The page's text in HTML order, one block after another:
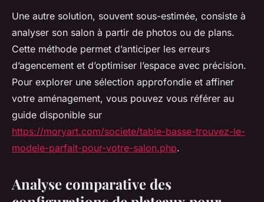
Une autre solution, souvent sous-estimée, consiste à
analyser son salon à partir de photos ou de plans.
Cette méthode permet d’anticiper les erreurs
d’agencement et d’optimiser l’espace avec précision.
Pour explorer une sélection approfondie et affiner
votre aménagement, vous pouvez vous référer au
guide disponible sur
https://moryart.com/societe/table-basse-trouvez-le-
modele-parfait-pour-votre-salon.php.
Analyse comparative des